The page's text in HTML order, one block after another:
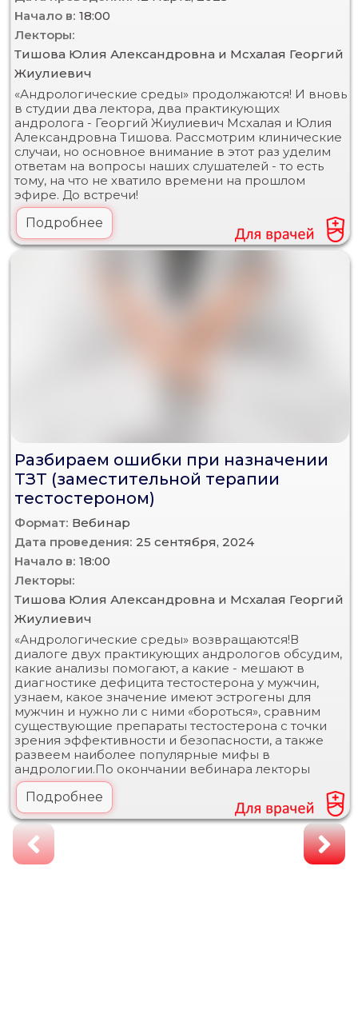
Начало в: 18:00
Лекторы:
Тишова Юлия Александровна и Мсхалая Георгий
Жиулиевич
«Андрологические среды» продолжаются! И вновь
в студии два лектора, два практикующих
андролога - Георгий Жиулиевич Мсхалая и Юлия
Александровна Тишова. Рассмотрим клинические
случаи, но основное внимание в этот раз уделим
ответам на вопросы наших слушателей - то есть
тому, на что не хватило времени на прошлом
эфире. До встречи!
Подробнее
Разбираем ошибки при назначении
ТЗТ (заместительной терапии
тестостероном)
Формат: Вебинар
Дата проведения: 25 сентября, 2024
Начало в: 18:00
Лекторы:
Тишова Юлия Александровна и Мсхалая Георгий
Жиулиевич
«Андрологические среды» возвращаются!В
диалоге двух практикующих андрологов обсудим,
какие анализы помогают, а какие - мешают в
диагностике дефицита тестостерона у мужчин,
узнаем, какое значение имеют эстрогены для
мужчин и нужно ли с ними «бороться», сравним
существующие препараты тестостерона с точки
зрения эффективности и безопасности, а также
развеем наиболее популярные мифы в
андрологии.По окончании вебинара лекторы
Подробнее